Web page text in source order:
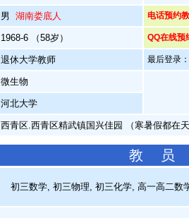
男 湖南娄底人 电话预约
1968-6 （58岁） QQ在线预
退休大学教师 最后登录
微生物
河北大学
西青区.西青区精武镇国兴佳园 （寒暑假都在
教 员
初三数学, 初三物理, 初三化学, 高一高二数